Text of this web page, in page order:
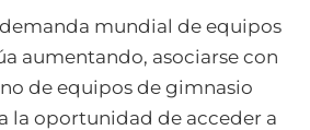
mundial de equipos
aumentando, asociarse con
de equipos de gimnasio
la oportunidad de acceder a